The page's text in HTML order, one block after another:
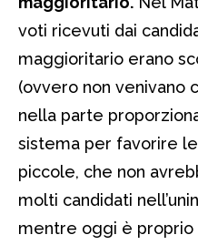
voti ricevuti dai
maggioritario erano
(ovvero non venivano
nella parte
sistema per favorire le
piccole, che non
molti candidati
mentre oggi è proprio